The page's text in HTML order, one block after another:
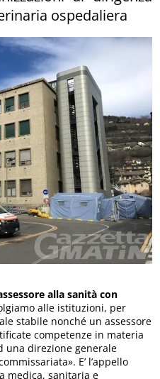
ospedaliera
alla sanità con
alle istituzioni, per
stabile nonché un assessore
competenze in materia
una direzione generale
E’ l’appello
medica, sanitaria e